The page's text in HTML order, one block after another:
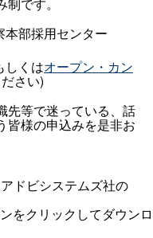
部採用センター
くはオープン・カン
さい)
先等で迷っている、話
皆様の申込みを是非お
ドビシステムズ社の
をクリックしてダウンロ